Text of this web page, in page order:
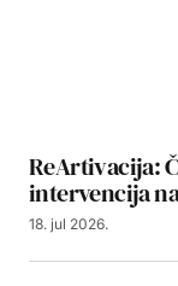
ReArtivacija:
intervencija
18. jul 2026.